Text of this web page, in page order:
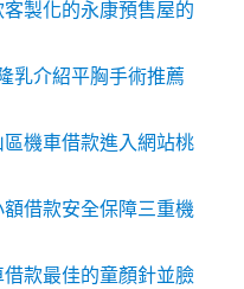
製化的永康預售屋的
乳介紹平胸手術推薦
機車借款進入網站桃
借款安全保障三重機
款最佳的童顏針並臉